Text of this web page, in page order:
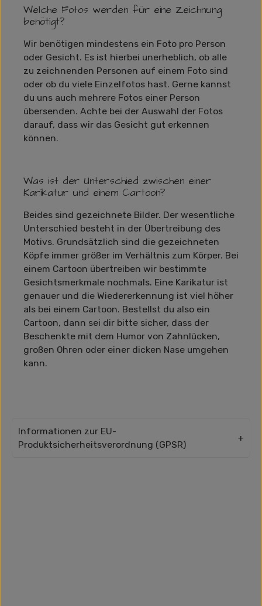
Welche Fotos werden für eine Zeichnung
benötigt?
Wir benötigen mindestens ein Foto pro Person
oder Gesicht. Es ist hierbei unerheblich, ob alle
zu zeichnenden Personen auf einem Foto sind
oder ob du viele Einzelfotos hast. Gerne kannst
du uns auch mehrere Fotos einer Person
übersenden. Achte bei der Auswahl der Fotos
darauf, dass wir das Gesicht gut erkennen
können.
Was ist der Unterschied zwischen einer
Karikatur und einem Cartoon?
Beides sind gezeichnete Bilder. Der wesentliche
Unterschied besteht in der Übertreibung des
Motivs. Grundsätzlich sind die gezeichneten
Köpfe immer größer im Verhältnis zum Körper. Bei
einem Cartoon übertreiben wir bestimmte
Gesichtsmerkmale nochmals. Eine Karikatur ist
genauer und die Wiedererkennung ist viel höher
als bei einem Cartoon. Bestellst du also ein
Cartoon, dann sei dir bitte sicher, dass der
Beschenkte mit dem Humor von Zahnlücken,
großen Ohren oder einer dicken Nase umgehen
kann.
Informationen zur EU-
Produktsicherheitsverordnung (GPSR)